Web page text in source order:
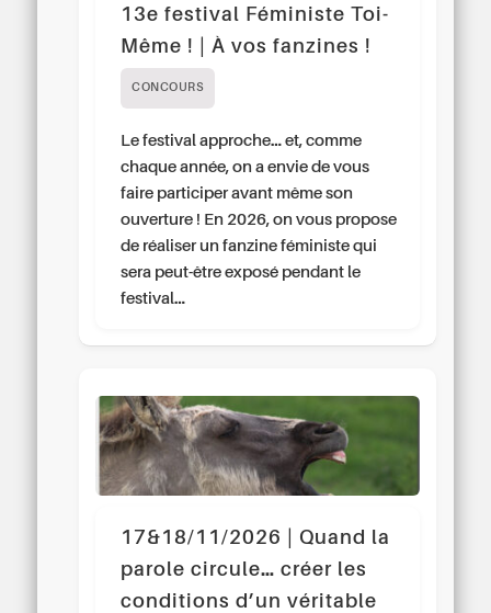
13e festival Féministe Toi-
Même ! | À vos fanzines !
CONCOURS
Le festival approche… et, comme
chaque année, on a envie de vous
faire participer avant même son
ouverture ! En 2026, on vous propose
de réaliser un fanzine féministe qui
sera peut-être exposé pendant le
festival…
17&18/11/2026 | Quand la
parole circule… créer les
conditions d’un véritable